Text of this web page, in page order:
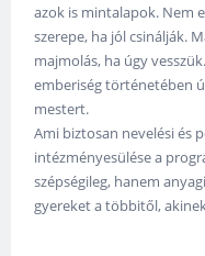
azok is mintalapok. Nem
szerepe, ha jól csinálják.
majmolás, ha úgy
emberiség történetében
mestert.
Ami biztosan nevelési és
intézményesülése a
szépségileg, hanem
gyereket a többitől,